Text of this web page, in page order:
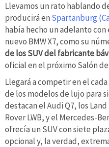
Llevamos un rato hablando
producirá en Spartanburg
había hecho un adelanto con
nuevo BMW X7, como su
de los SUV del fabricante
oficial en el próximo Salón de
Llegará a competir en el
de los modelos de lujo para
destacan el Audi Q7, los
Rover LWB, y el Mercedes-
ofrecía un SUV con siete
opcional y, la verdad,